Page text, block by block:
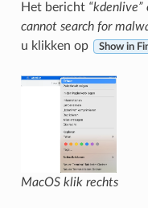
Het bericht “kdenlive”
cannot search for
u klikken op
Show in
MacOS klik rechts